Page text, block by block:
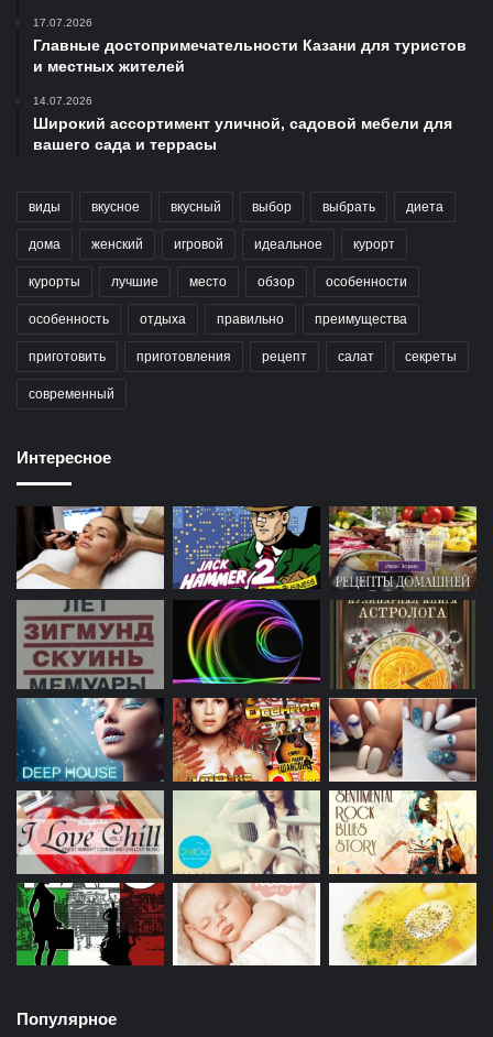
17.07.2026
Главные достопримечательности Казани для туристов
и местных жителей
14.07.2026
Широкий ассортимент уличной, садовой мебели для
вашего сада и террасы
виды вкусное вкусный выбор выбрать диета
дома женский игровой идеальное курорт
курорты лучшие место обзор особенности
особенность отдыха правильно преимущества
приготовить приготовления рецепт салат секреты
современный
Интересное
Популярное